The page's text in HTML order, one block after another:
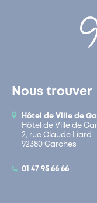
Nous trouver
Hôtel de Ville de
Hôtel de Ville de
2, rue Claude Liard
92380 Garches
01 47 95 66 66